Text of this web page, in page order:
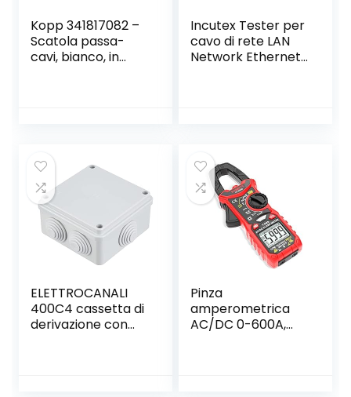
Kopp 341817082 –
Scatola passa-
cavi, bianco, in
Incutex Tester per
cavo di rete LAN
Network Ethernet
ELETTROCANALI
400C4 cassetta di
derivazione con
Pinza
amperometrica
AC/DC 0-600A,